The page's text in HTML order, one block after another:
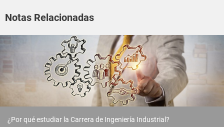
Notas Relacionadas
¿Por qué estudiar la Carrera de Ingeniería Industrial?